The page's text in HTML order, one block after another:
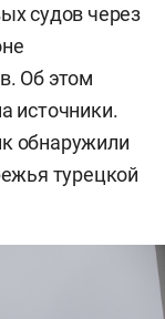
судов через
Об этом
источники.
обнаружили
турецкой